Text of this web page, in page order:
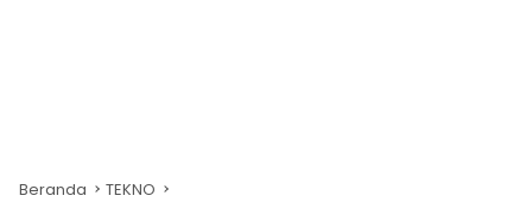
Beranda TEKNO